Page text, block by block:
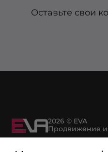
Оставьте свои
2026 © EVA
Продвижение и